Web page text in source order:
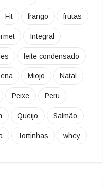
Fit frango frutas
Integral
leite condensado
Miojo Natal
Peixe Peru
Queijo Salmão
Tortinhas whey